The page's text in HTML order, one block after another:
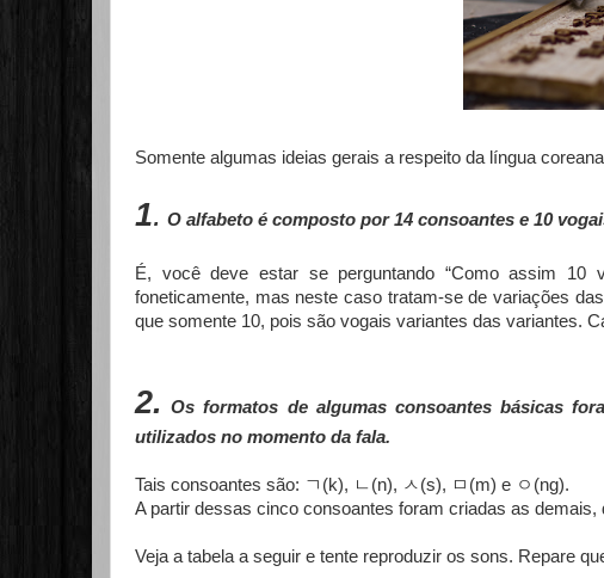
Somente algumas ideias gerais a respeito da língua
1. O alfabeto é composto por 14 consoantes e 10
É, você deve estar se perguntando “Como assim 10
foneticamente, mas neste caso tratam-se de variações
que somente 10, pois são vogais variantes das variantes.
2.
Os formatos de algumas consoantes básicas
utilizados no momento da fala.
Tais consoantes são: ㄱ (k), ㄴ(n), ㅅ(s), ㅁ (m) e ㅇ (ng).
A partir dessas cinco consoantes foram criadas as
Veja a tabela a seguir e tente reproduzir os sons. Repare